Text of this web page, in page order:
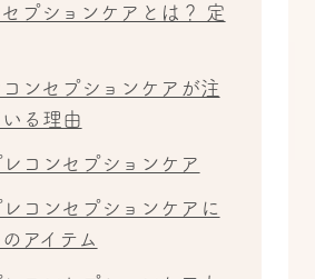
プションケアとは？ 定
ンセプションケアが注
る理由
コンセプションケア
コンセプションケアに
アイテム